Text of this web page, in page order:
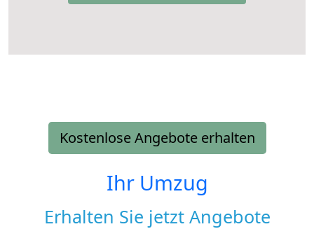
Kostenlose Angebote erhalten
Ihr Umzug
Erhalten Sie jetzt Angebote